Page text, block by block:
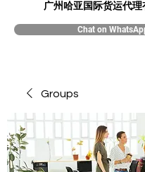
广州哈亚国际货运代理
Chat on
Groups